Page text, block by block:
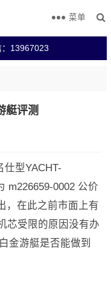
：13967023
菜单
艇评测
型YACHT-
m226659-0002 公价
，在此之前市面上有
芯受限的原因没有办
金游艇是否能做到